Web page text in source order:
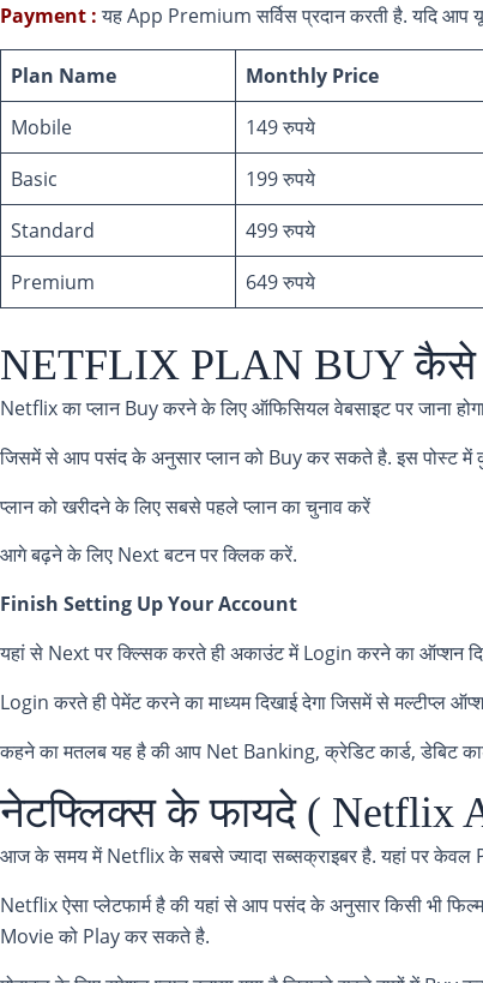
Payment : यह App Premium सर्विस प्रदान करती है. यदि आप
Plan Name Monthly Price
Mobile
149 रुपये
Basic
199 रुपये
Standard
499 रुपये
Premium
649 रुपये
NETFLIX PLAN BUY
Netflix का प्लान Buy करने के लिए ऑफिसियल वेबसाइट पर जाना
जिसमें से आप पसंद के अनुसार प्लान को Buy कर सकते है. इस पोस्ट में
प्लान को खरीदने के लिए सबसे पहले प्लान का चुनाव करें
आगे बढ़ने के लिए Next बटन पर क्लिक करें.
Finish Setting Up Your Account
यहां से Next पर क्ल्सिक करते ही अकाउंट में Login करने का ऑप्शन
Login करते ही पेमेंट करने का माध्यम दिखाई देगा जिसमें से मल्टीप्ल
कहने का मतलब यह है की आप Net Banking, क्रेडिट कार्ड, डेबिट
नेटफ्लिक्स के फायदे ( Netflix
आज के समय में Netflix के सबसे ज्यादा सब्सक्राइबर है. यहां पर केवल
Netflix ऐसा प्लेटफार्म है की यहां से आप पसंद के अनुसार किसी भी
Movie को Play कर सकते है.